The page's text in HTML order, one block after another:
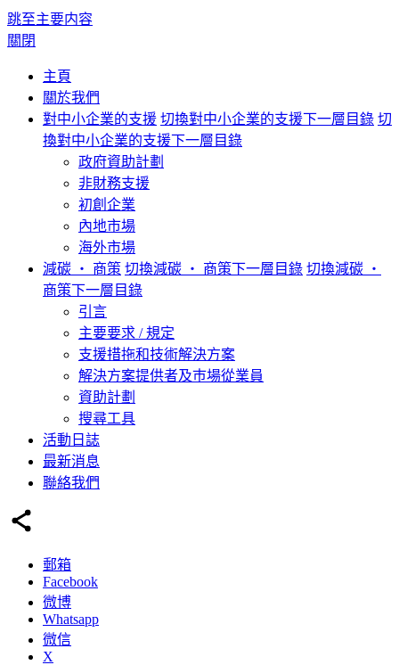
跳至主要内容
關閉
主頁
關於我們
對中小企業的支援 切換對中小企業的支援下一層目錄 切
換對中小企業的支援下一層目錄
政府資助計劃
非財務支援
初創企業
內地市場
海外市場
減碳 ‧ 商策 切換減碳 ‧ 商策下一層目錄 切換減碳 ‧
商策下一層目錄
引言
主要要求 / 規定
支援措拖和技術解決方案
解決方案提供者及巿場從業員
資助計劃
搜尋工具
活動日誌
最新消息
聯絡我們
郵箱
Facebook
微博
Whatsapp
微信
X